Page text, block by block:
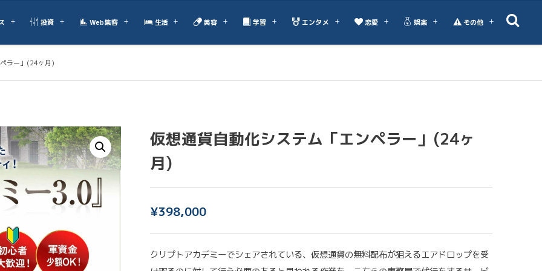
投資 Web集客 生活 美容 学習 エンタメ 恋愛 娯楽 その他
ラー」(24ヶ月)
仮想通貨自動化システム「エンペラー」(24ヶ
月)
¥398,000
クリプトアカデミーでシェアされている、仮想通貨の無料配布が狙えるエアドロップを受